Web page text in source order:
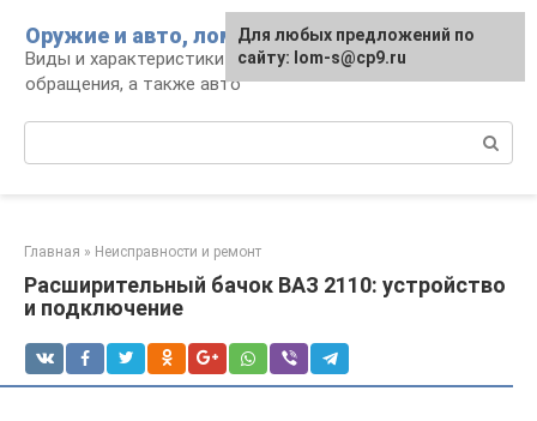
контенту
Оружие и авто, лом для мужика
Виды и характеристики оружия, правила
обращения, а также авто
Главная » Неисправности и ремонт
Расширительный бачок ВАЗ 2110: устройство
и подключение
Для любых предложений по
сайту: lom-s@cp9.ru